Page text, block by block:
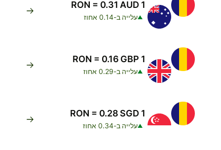
1 RON = 0.31 AUD
עלייה ב-0.14 אחוז
1 RON = 0.16 GBP
עלייה ב-0.29 אחוז
1 RON = 0.28 SGD
עלייה ב-0.34 אחוז